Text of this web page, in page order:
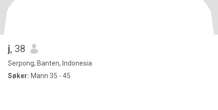
j, 38
Serpong, Banten, Indonesia
Søker: Mann 35 - 45